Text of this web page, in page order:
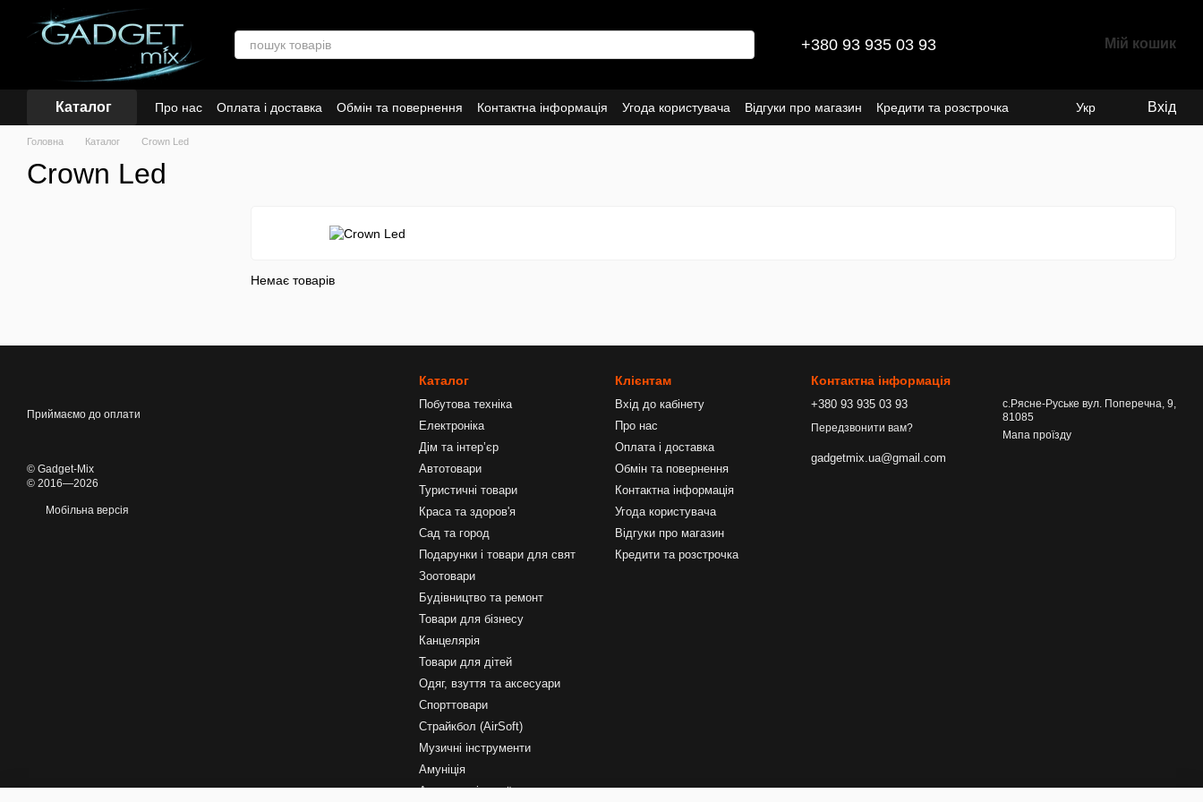
Перейти до основного контенту
+380 93 935 03 93 Мій кошик
Каталог Про нас Оплата і доставка Обмін та повернення Контактна інформація Угода користувача Відгуки про магазин Кредити та розстрочка Укр Вхід
Головна Каталог Crown Led
Crown Led
Немає товарів
Приймаємо до оплати
© Gadget-Mix
© 2016—2026
Мобільна версія
Каталог
Побутова техніка
Електроніка
Дім та інтерʼєр
Автотовари
Туристичні товари
Краса та здоров'я
Сад та город
Подарунки і товари для свят
Зоотовари
Будівництво та ремонт
Товари для бізнесу
Канцелярія
Товари для дітей
Одяг, взуття та аксесуари
Спорттовари
Страйкбол (AirSoft)
Музичні інструменти
Амуніція
Алкогольні напої та продукти
Клієнтам
Вхід до кабінету
Про нас
Оплата і доставка
Обмін та повернення
Контактна інформація
Угода користувача
Відгуки про магазин
Кредити та розстрочка
Контактна інформація
+380 93 935 03 93
Передзвонити вам?
gadgetmix.ua@gmail.com
с.Рясне-Руське вул. Поперечна, 9,
81085
Мапа проїзду